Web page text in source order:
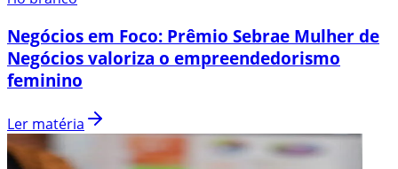
Negócios em Foco: Prêmio Sebrae Mulher de
Negócios valoriza o empreendedorismo
feminino
Ler matéria